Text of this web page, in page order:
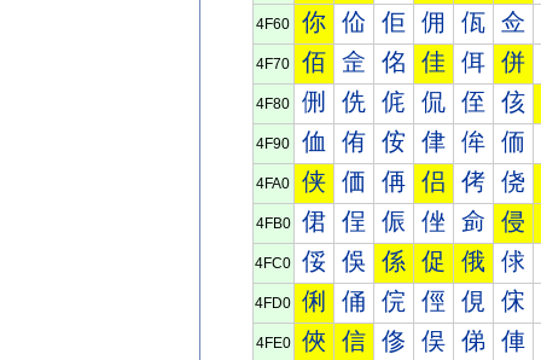
4F60 你 佡 佢 佣 佤 佥
4F70 佰 佱 佲 佳 佴 併
4F80 侀 侁 侂 侃 侄 侅
4F90 侐 侑 侒 侓 侔 侕
4FA0 侠 価 侢 侣 侤 侥
4FB0 侰 侱 侲 侳 侴 侵
4FC0 俀 俁 係 促 俄 俅
4FD0 俐 俑 俒 俓 俔 俕
4FE0 俠 信 俢 俣 俤 俥